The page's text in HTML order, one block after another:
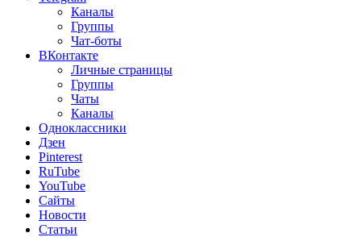
Каналы
Группы
Чат-боты
ВКонтакте
Личные страницы
Группы
Чаты
Каналы
Одноклассники
Дзен
Pinterest
RuTube
YouTube
Сайты
Новости
Статьи